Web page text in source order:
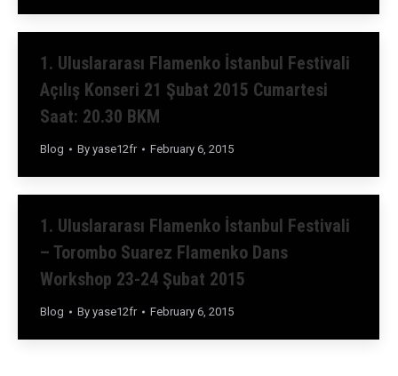
1. Uluslararası Flamenko İstanbul Festivali
Açılış Konseri 21 Şubat 2015 Cumartesi
Saat: 20.30 BKM
Blog By yase12fr February 6, 2015
1. Uluslararası Flamenko İstanbul Festivali
– Torombo Suarez Flamenko Dans
Workshop 23-24 Şubat 2015
Blog By yase12fr February 6, 2015